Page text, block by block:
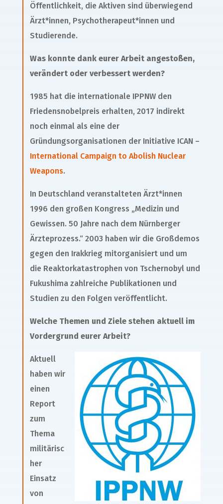
Öffentlichkeit, die Aktiven sind überwiegend
Ärzt*innen, Psychotherapeut*innen und
Studierende.
Was konnte dank eurer Arbeit angestoßen,
verändert oder verbessert werden?
1985 hat die internationale IPPNW den
Friedensnobelpreis erhalten, 2017 indirekt
noch einmal als eine der
Gründungsorganisationen der Initiative ICAN –
International Campaign to Abolish Nuclear
Weapons.
In Deutschland veranstalteten Ärzt*innen
1996 den großen Kongress „Medizin und
Gewissen. 50 Jahre nach dem Nürnberger
Ärzteprozess.“ 2003 haben wir die Großdemos
gegen den Irakkrieg mitorganisiert und um
die Reaktorkatastrophen von Tschernobyl und
Fukushima zahlreiche Publikationen und
Studien zu den Folgen veröffentlicht.
Welche Themen und Ziele stehen aktuell im
Vordergrund eurer Arbeit?
Aktuell
haben wir
einen
Report
zum
Thema
militärisc
her
Einsatz
von